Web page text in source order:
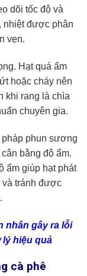
dõi tốc độ và
nhiệt được phân
vẹn.
Hạt quá ẩm
hoặc cháy nên
khi rang là chìa
chuyên gia.
phun sương
bằng độ ẩm.
ẩm giúp hạt phát
và tránh được
nhân gây ra lỗi
lý hiệu quả
cà phê